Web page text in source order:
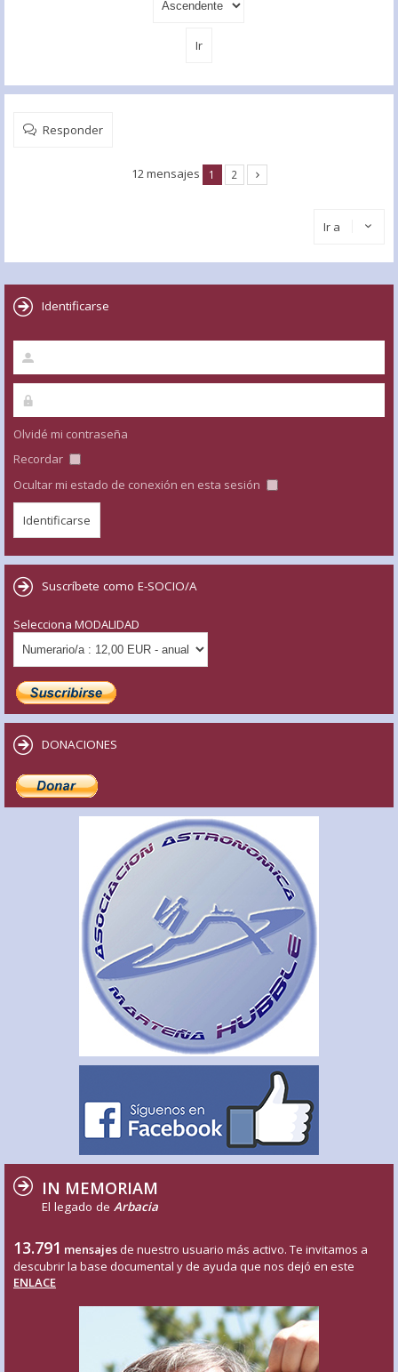
Responder
12 mensajes 1 2
Ir a
Identificarse
Olvidé mi contraseña
Recordar
Ocultar mi estado de conexión en esta sesión
Suscríbete como E-SOCIO/A
Selecciona MODALIDAD
DONACIONES
IN MEMORIAM
El legado de Arbacia
13.791 mensajes de nuestro usuario más activo. Te invitamos a
descubrir la base documental y de ayuda que nos dejó en este
ENLACE